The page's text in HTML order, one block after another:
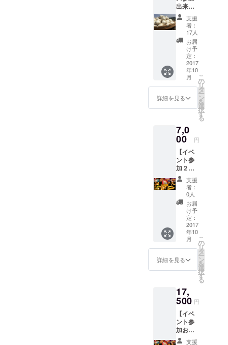
活動を通じ
て、１人で
も多くの方
の「健康寿
す」ことを
役目として
にてお
渡しし
ます。
（パト
ロン様
と分か
る内容
確認の
上お渡
しとな
りま
す） ★
ラスを
プレゼ
ント ★
余った
チケッ
トは、
協賛企
業『ワ
インビ
スト
ロ・レ
ンチン
(福岡市
内飲食
店)』で
使用可
能 ★事
イン＠
メール
にて簡
単予
約）
クラウ
ドファ
出来な
いけど
支援し
ます
コー
ス】
★「フ
ェスの
参加は
出来な
いけど
是非支
援した
い！」
感動的
にあり
がたい
パトロ
ン様
に、福
岡県八
女産有
機にん
にくを
お届け
いたし
ます♪
香り高
く味わ
い深い
八女市
下さい♪
※お届け
するサ
イズや
量は収
穫状況
により
支援
者：
17人
お届
け予
定：
2017
年10
月
詳細を見る
こ
の
リ
タ
ー
ン
を
選
択
す
る
7,0
00 円
【イベ
ント参
加２名
様コー
ス】 お
仲間や
恋人と
幻想的
なキャ
ンドル
の明か
りを眺
めなが
ら、気
軽で美
味しい
きを過
ごしま
せん
か？
★『国
産にん
にく
支援
者：
0人
お届
け予
定：
2017
年10
月
詳細を見る
こ
の
リ
タ
ー
ン
を
選
択
す
る
17,
500 円
【イベ
ント参
加お仲
間５名
支援